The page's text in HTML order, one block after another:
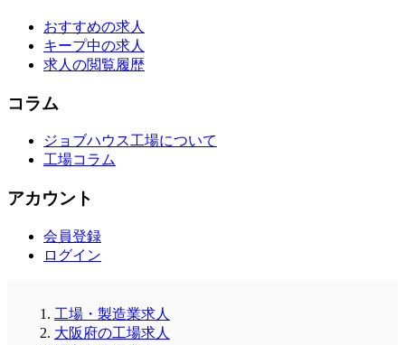
おすすめの求人
キープ中の求人
求人の閲覧履歴
コラム
ジョブハウス工場について
工場コラム
アカウント
会員登録
ログイン
工場・製造業求人
大阪府の工場求人